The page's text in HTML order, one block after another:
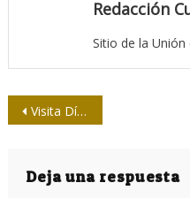
Redacción
Sitio de la Unión
Navegación
entradas
Visita Díaz-Canel obras del telecentro Golfovisión, de Manzanillo
Deja una respuesta